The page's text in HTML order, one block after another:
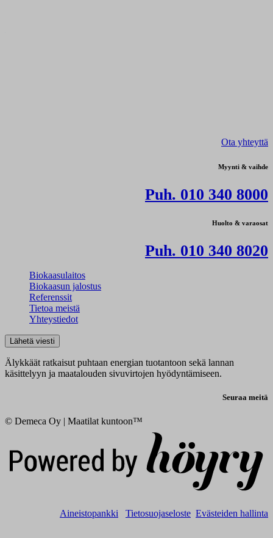
Ota yhteyttä
Myynti & vaihde
Puh. 010 340 8000
Huolto & varaosat
Puh. 010 340 8020
Biokaasulaitos
Biokaasun jalostus
Referenssit
Tietoa meistä
Yhteystiedot
Lähetä viesti
Älykkäät ratkaisut puhtaan energian tuotantoon sekä lannan
käsittelyyn ja maatalouden sivuvirtojen hyödyntämiseen.
Seuraa meitä
© Demeca Oy | Maatilat kuntoon™
Aineistopankki Tietosuojaseloste Evästeiden hallinta